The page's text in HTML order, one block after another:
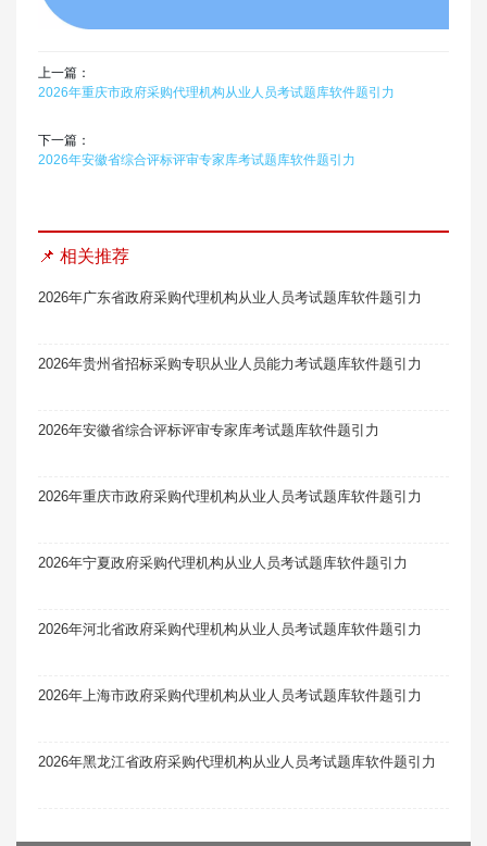
上一篇：
2026年重庆市政府采购代理机构从业人员考试题库软件题引力
下一篇：
2026年安徽省综合评标评审专家库考试题库软件题引力
📌 相关推荐
2026年广东省政府采购代理机构从业人员考试题库软件题引力
2026年贵州省招标采购专职从业人员能力考试题库软件题引力
2026年安徽省综合评标评审专家库考试题库软件题引力
2026年重庆市政府采购代理机构从业人员考试题库软件题引力
2026年宁夏政府采购代理机构从业人员考试题库软件题引力
2026年河北省政府采购代理机构从业人员考试题库软件题引力
2026年上海市政府采购代理机构从业人员考试题库软件题引力
2026年黑龙江省政府采购代理机构从业人员考试题库软件题引力